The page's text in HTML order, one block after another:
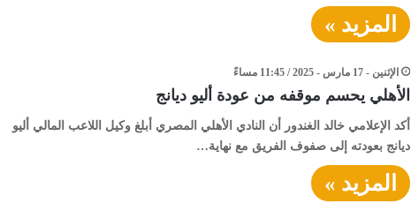
المزيد »
الإثنين - 17 مارس - 2025 / 11:45 مساءً
الأهلي يحسم موقفه من عودة أليو ديانج
أكد الإعلامي خالد الغندور أن النادي الأهلي المصري أبلغ وكيل اللاعب المالي أليو
ديانج بعودته إلى صفوف الفريق مع نهاية…
المزيد »